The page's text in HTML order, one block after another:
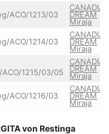
ACO/1213/03 DREAM
Miraja
ACO/1214/03 DREAM
Miraja
ACO/1215/03/05 DREAM
Miraja
ACO/1216/03 DREAM
Miraja
von Restinga